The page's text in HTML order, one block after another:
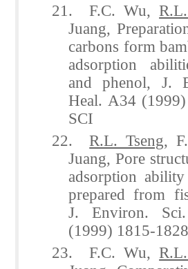
21. F.C. Wu,
Juang,
carbons form
adsorption
and phenol, J.
Heal. A34
SCI
22.R.L. Tseng,
Juang, Pore
adsorption
prepared from
J. Environ.
(1999) 1815-
23. F.C. Wu,